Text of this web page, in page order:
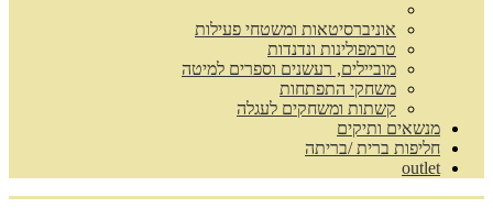
אוניברסיטאות ומשטחי פעילות
טרמפולינות ונדנדות
מוביילים, רעשנים וספרים למיטה
משחקי התפתחות
קשתות ומשחקים לעגלה
מנשאים ותיקים
חליפות ברית /בריתה
outlet